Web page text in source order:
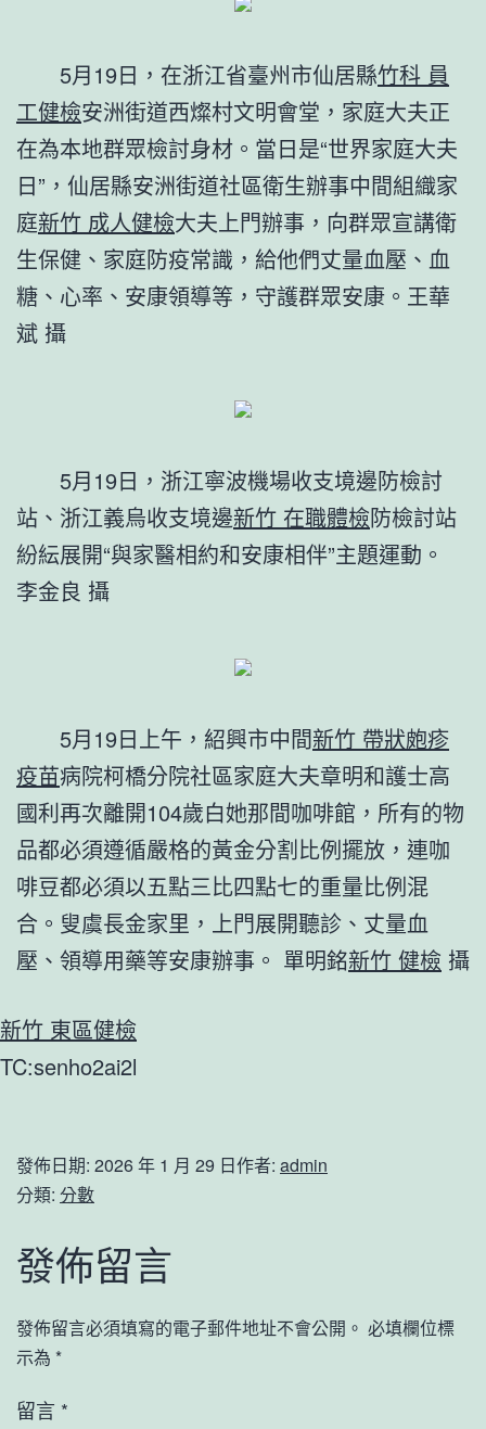
5月19日，在浙江省臺州市仙居縣竹科 員
工健檢安洲街道西燦村文明會堂，家庭大夫正
在為本地群眾檢討身材。當日是“世界家庭大夫
日”，仙居縣安洲街道社區衛生辦事中間組織家
庭新竹 成人健檢大夫上門辦事，向群眾宣講衛
生保健、家庭防疫常識，給他們丈量血壓、血
糖、心率、安康領導等，守護群眾安康。王華
斌 攝
5月19日，浙江寧波機場收支境邊防檢討
站、浙江義烏收支境邊新竹 在職體檢防檢討站
紛紜展開“與家醫相約和安康相伴”主題運動。
李金良 攝
5月19日上午，紹興市中間新竹 帶狀皰疹
疫苗病院柯橋分院社區家庭大夫章明和護士高
國利再次離開104歲白她那間咖啡館，所有的物
品都必須遵循嚴格的黃金分割比例擺放，連咖
啡豆都必須以五點三比四點七的重量比例混
合。叟虞長金家里，上門展開聽診、丈量血
壓、領導用藥等安康辦事。 單明銘新竹 健檢 攝
新竹 東區健檢
TC:senho2ai2l
發佈日期: 2026 年 1 月 29 日作者: admin
分類: 分數
發佈留言
發佈留言必須填寫的電子郵件地址不會公開。 必填欄位標
示為 *
留言 *